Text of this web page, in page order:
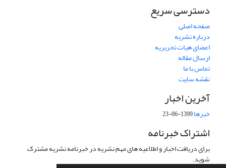
دسترسی سریع
صفحه اصلی
درباره نشریه
اعضای هیات تحریریه
ارسال مقاله
تماس با ما
نقشه سایت
آخرین اخبار
خبرها1399-06-23
اشتراک خبرنامه
برای دریافت اخبار و اطلاعیه های مهم نشریه در خبرنامه نشریه مشترک
شوید.